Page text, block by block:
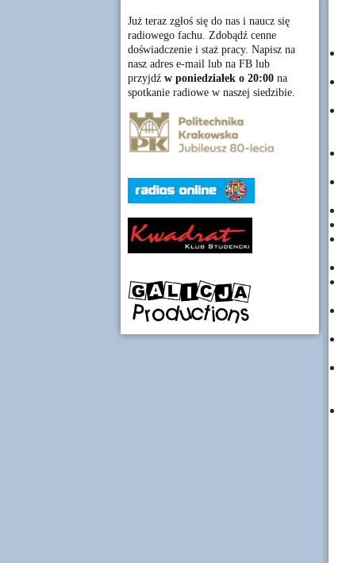
Już teraz zgłoś się do nas i naucz się
radiowego fachu. Zdobądź cenne
doświadczenie i staż pracy. Napisz na
nasz adres e-mail lub na FB lub
przyjdź w poniedziałek o 20:00na
spotkanie radiowe w naszej siedzibie.